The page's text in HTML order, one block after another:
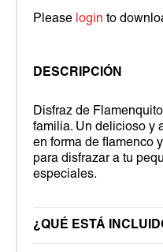
Please login to
DESCRIPCIÓN
Disfraz de
familia. Un delicioso y
en forma de flamenco
para disfrazar a tu
especiales.
¿QUÉ ESTÁ